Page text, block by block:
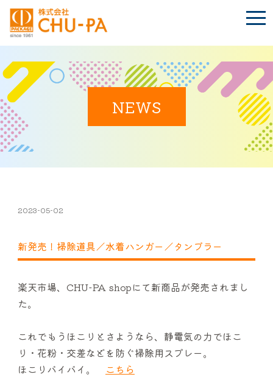
t
o
e
n
a
v
i
g
a
t
o
n
Language BLOG
会社案内
製品紹介
サービス案内
CHU-PAについて
NEWS
NEWS
2023-05-02
新発売！掃除道具／水着ハンガー／タンブラー
楽天市場、CHU-PA shopにて新商品が発売されまし
た。
これでもうほこりとさようなら、静電気の力でほこ
り・花粉・交差などを防ぐ掃除用スプレー。
ほこりバイバイ。 こちら